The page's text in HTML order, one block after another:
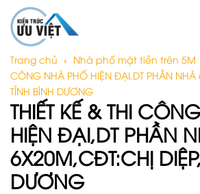
Trang chủ › Nhà phố mặt tiền trên 5M
CÔNG NHÀ PHỐ HIỆN ĐẠI,DT PHẦN NHÀ
TỈNH BÌNH DƯƠNG
THIẾT KẾ & THI
HIỆN ĐẠI,DT PHẦN
6X20M,CĐT:CHỊ
DƯƠNG